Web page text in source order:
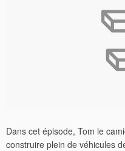
Dans cet épisode, Tom le
construire plein de véhicules